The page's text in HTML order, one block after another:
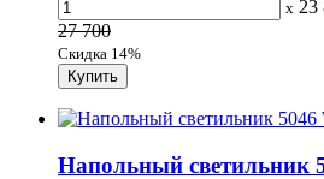
x 23
27 700
Скидка 14%
Напольный светильник